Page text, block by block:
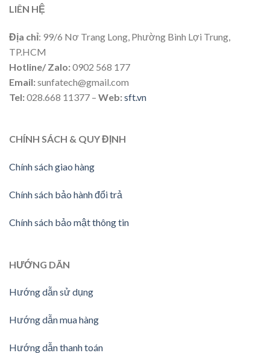
LIÊN HỆ
Địa chỉ: 99/6 Nơ Trang Long, Phường Bình Lợi Trung,
TP.HCM
Hotline/ Zalo:0902 568 177
Email:sunfatech@gmail.com
Tel:028.668 11377 – Web:sft.vn
CHÍNH SÁCH & QUY ĐỊNH
Chính sách giao hàng
Chính sách bảo hành đổi trả
Chính sách bảo mật thông tin
HƯỚNG DÃN
Hướng dẫn sử dụng
Hướng dẫn mua hàng
Hướng dẫn thanh toán